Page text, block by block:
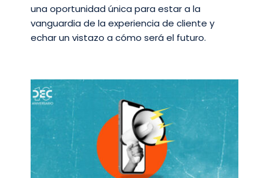
una oportunidad única para estar a la
vanguardia de la experiencia de cliente y
echar un vistazo a cómo será el futuro.